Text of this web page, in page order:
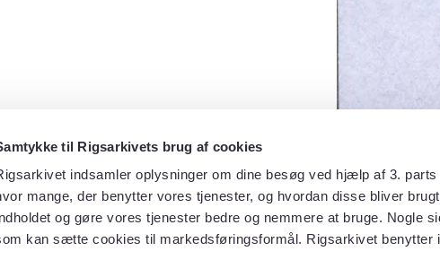
til Rigsarkivets brug af cookies
indsamler oplysninger om dine besøg ved hjælp af 3.
mange, der benytter vores tjenester, og hvordan disse bliver
og gøre vores tjenester bedre og nemmere at bruge. Nogle
kan sætte cookies til markedsføringsformål. Rigsarkivet benytter